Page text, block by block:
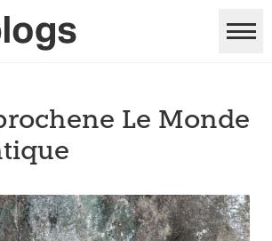
Le Monde